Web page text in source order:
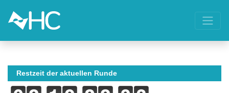
Restzeit der aktuellen Runde